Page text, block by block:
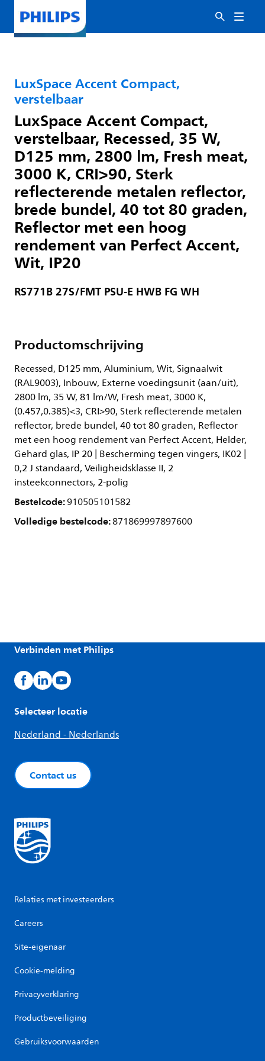
LuxSpace Accent Compact,
verstelbaar
LuxSpace Accent Compact,
verstelbaar, Recessed, 35 W,
D125 mm, 2800 lm, Fresh meat,
3000 K, CRI>90, Sterk
reflecterende metalen reflector,
brede bundel, 40 tot 80 graden,
Reflector met een hoog
rendement van Perfect Accent,
Wit, IP20
RS771B 27S/FMT PSU-E HWB FG WH
Productomschrijving
Recessed, D125 mm, Aluminium, Wit, Signaalwit
(RAL9003), Inbouw, Externe voedingsunit (aan/uit),
2800 lm, 35 W, 81 lm/W, Fresh meat, 3000 K,
(0.457,0.385)<3, CRI>90, Sterk reflecterende metalen
reflector, brede bundel, 40 tot 80 graden, Reflector
met een hoog rendement van Perfect Accent, Helder,
Gehard glas, IP 20 | Bescherming tegen vingers, IK02 |
0,2 J standaard, Veiligheidsklasse II, 2
insteekconnectors, 2-polig
Bestelcode:910505101582
Volledige bestelcode:871869997897600
Verbinden met Philips
Selecteer locatie
Nederland - Nederlands
Contact us
Relaties met investeerders
Careers
Site-eigenaar
Cookie-melding
Privacyverklaring
Productbeveiliging
Gebruiksvoorwaarden